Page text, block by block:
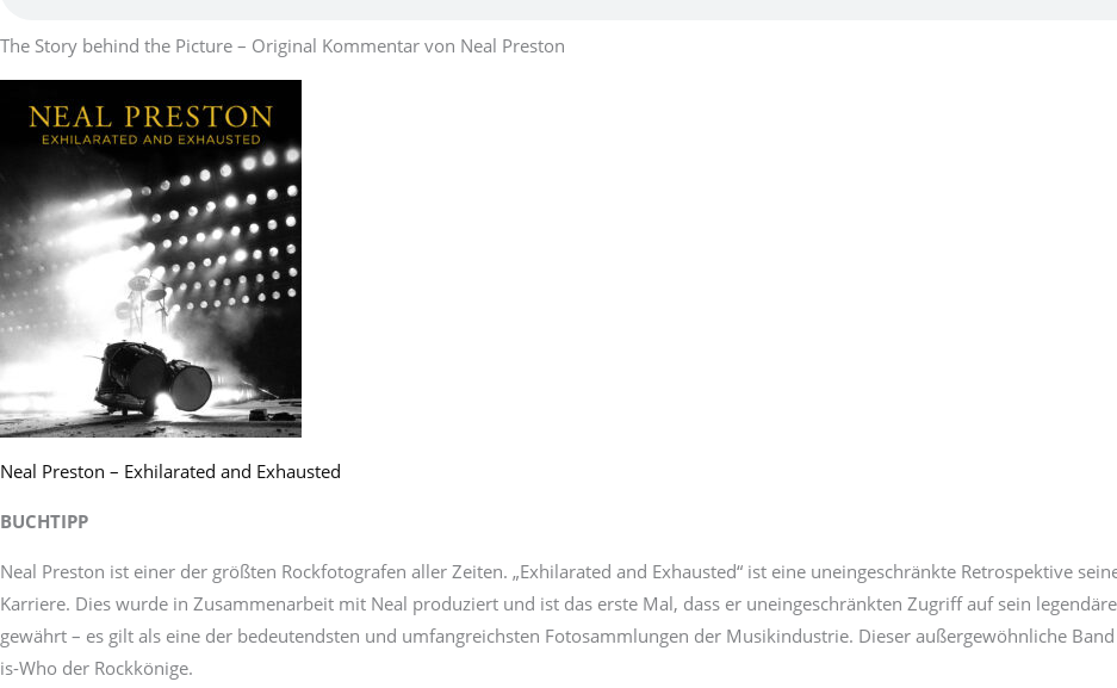
The Story behind the Picture – Original Kommentar von Neal Preston
Neal Preston – Exhilarated and Exhausted
BUCHTIPP
Neal Preston ist einer der größten Rockfotografen aller Zeiten. „Exhilarated and Exhausted“ ist eine uneingeschränkte Retrospektive
Karriere. Dies wurde in Zusammenarbeit mit Neal produziert und ist das erste Mal, dass er uneingeschränkten Zugriff auf sein
gewährt – es gilt als eine der bedeutendsten und umfangreichsten Fotosammlungen der Musikindustrie. Dieser außergewöhnliche
is-Who der Rockkönige.